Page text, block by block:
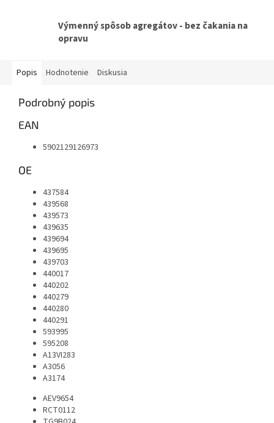
Výmenný spôsob agregátov - bez čakania na
opravu
Popis Hodnotenie Diskusia
Podrobný popis
EAN
5902129126973
OE
437584
439568
439573
439635
439694
439695
439703
440017
440202
440279
440280
440291
593995
595208
A13VI283
A3056
A3174
AEV9654
RCT0112